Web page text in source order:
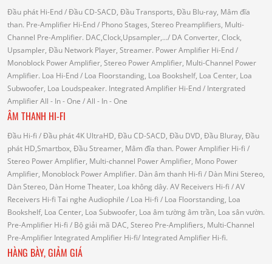
Đầu phát Hi-End/ Đầu CD-SACD, Đầu Transports, Đầu Blu-ray, Mâm đĩa
than. Pre-Amplifier Hi-End/ Phono Stages, Stereo Preamplifiers, Multi-
Channel Pre-Amplifier. DAC,Clock,Upsampler,.../ DA Converter, Clock,
Upsampler, Đầu Network Player, Streamer. Power Amplifier Hi-End/
Monoblock Power Amplifier, Stereo Power Amplifier, Multi-Channel Power
Amplifier. Loa Hi-End/ Loa Floorstanding, Loa Bookshelf, Loa Center, Loa
Subwoofer, Loa Loudspeaker. Integrated Amplifier Hi-End/ Intergrated
AmplifierAll - In - One / All - In - One
ÂM THANH HI-FI
Đầu Hi-fi / Đầu phát 4K UltraHD, Đầu CD-SACD, Đầu DVD, Đầu Bluray, Đầu
phát HD,Smartbox, Đầu Streamer, Mâm đĩa than. Power Amplifier Hi-fi /
Stereo Power Amplifier, Multi-channel Power Amplifier, Mono Power
Amplifier, Monoblock Power Amplifier. Dàn âm thanh Hi-fi / Dàn Mini Stereo,
Dàn Stereo, Dàn Home Theater, Loa không dây. AV Receivers Hi-fi / AV
Receivers Hi-fi Tai nghe Audiophile / Loa Hi-fi / Loa Floorstanding, Loa
Bookshelf, Loa Center, Loa Subwoofer, Loa âm tường âm trần, Loa sân vườn.
Pre-Amplifier Hi-fi / Bộ giải mã DAC, Stereo Pre-Amplifiers, Multi-Channel
Pre-Amplifier Integrated Amplifier Hi-fi/ Integrated Amplifier Hi-fi.
HÀNG BÀY, GIẢM GIÁ